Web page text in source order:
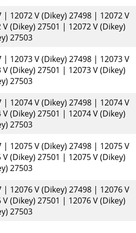
| 12072 V (Dikey) 27498 | 12072 V
(Dikey) 27501 | 12072 V (Dikey)
27503
| 12073 V (Dikey) 27498 | 12073 V
(Dikey) 27501 | 12073 V (Dikey)
27503
| 12074 V (Dikey) 27498 | 12074 V
(Dikey) 27501 | 12074 V (Dikey)
27503
| 12075 V (Dikey) 27498 | 12075 V
(Dikey) 27501 | 12075 V (Dikey)
27503
| 12076 V (Dikey) 27498 | 12076 V
(Dikey) 27501 | 12076 V (Dikey)
27503